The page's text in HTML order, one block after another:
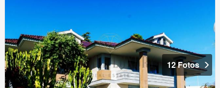
12 Fotos